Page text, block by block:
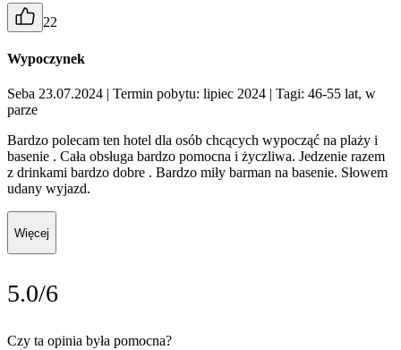
22
Wypoczynek
Seba 23.07.2024 | Termin pobytu: lipiec 2024 | Tagi: 46-55 lat, w
parze
Bardzo polecam ten hotel dla osób chcących wypocząć na plaży i
basenie . Cała obsługa bardzo pomocna i życzliwa. Jedzenie razem
z drinkami bardzo dobre . Bardzo miły barman na basenie. Słowem
udany wyjazd.
Więcej
5.0/6
Czy ta opinia była pomocna?